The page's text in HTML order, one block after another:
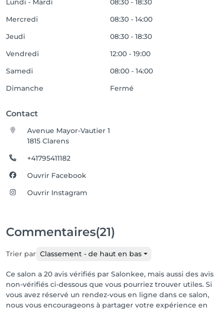
Lundi - Mardi
08:30 - 18:30
Mercredi
08:30 - 14:00
Jeudi
08:30 - 18:30
Vendredi
12:00 - 19:00
Samedi
08:00 - 14:00
Dimanche
Fermé
Contact
Avenue Mayor-Vautier 1
1815 Clarens
+41795411182
Ouvrir Facebook
Ouvrir Instagram
Commentaires(21)
Trier par Classement - de haut en bas
Ce salon a 20 avis vérifiés par Salonkee, mais aussi des avis
non-vérifiés ci-dessous que vous pourriez trouver utiles. Si
vous avez réservé un rendez-vous en ligne dans ce salon,
nous vous encourageons à partager votre expérience en